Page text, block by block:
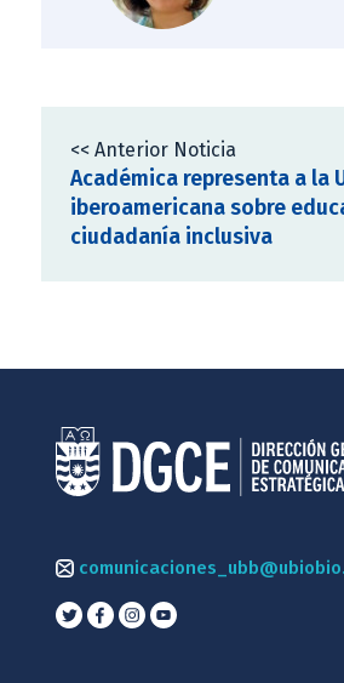
<< Anterior Noticia
Académica representa a la
iberoamericana sobre
ciudadanía inclusiva